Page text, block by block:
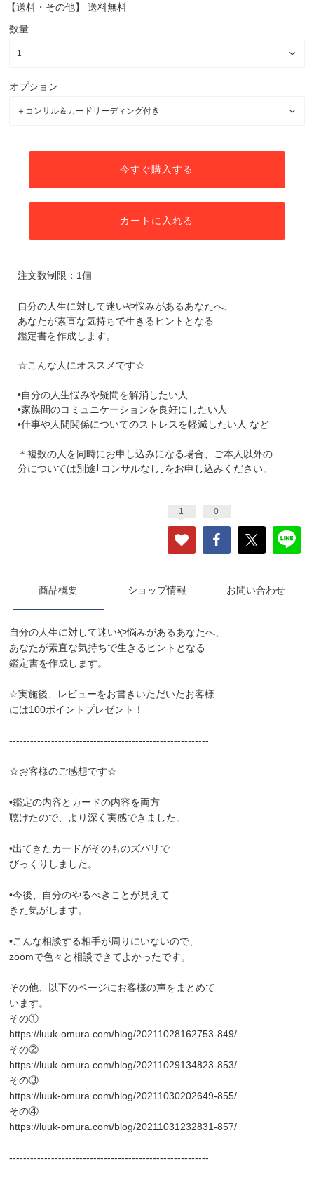
【送料・その他】 送料無料
数量
オプション
今すぐ購入する
カートに入れる
注文数制限：1個
自分の人生に対して迷いや悩みがあるあなたへ、
あなたが素直な気持ちで生きるヒントとなる
鑑定書を作成します。
☆こんな人にオススメです☆
•自分の人生悩みや疑問を解消したい人
•家族間のコミュニケーションを良好にしたい人
•仕事や人間関係についてのストレスを軽減したい人 など
＊複数の人を同時にお申し込みになる場合、ご本人以外の
分については別途｢コンサルなし｣をお申し込みください。
1 0
商品概要 ショップ情報 お問い合わせ
自分の人生に対して迷いや悩みがあるあなたへ、
あなたが素直な気持ちで生きるヒントとなる
鑑定書を作成します。
☆実施後、レビューをお書きいただいたお客様
には100ポイントプレゼント！
---------------------------------------------------------
☆お客様のご感想です☆
•鑑定の内容とカードの内容を両方
聴けたので、より深く実感できました。
•出てきたカードがそのものズバリで
びっくりしました。
•今後、自分のやるべきことが見えて
きた気がします。
•こんな相談する相手が周りにいないので、
zoomで色々と相談できてよかったです。
その他、以下のページにお客様の声をまとめて
います。
その①
https://luuk-omura.com/blog/20211028162753-849/
その②
https://luuk-omura.com/blog/20211029134823-853/
その③
https://luuk-omura.com/blog/20211030202649-855/
その④
https://luuk-omura.com/blog/20211031232831-857/
---------------------------------------------------------